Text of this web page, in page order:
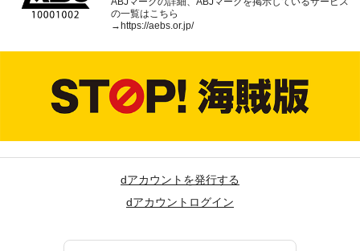
の一覧はこちら
→ https://aebs.or.jp/
dアカウントを発行する
dアカウントログイン